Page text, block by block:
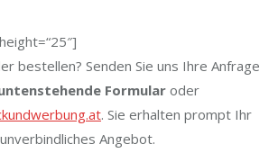
bestellen? Senden Sie uns Ihre Anfrage
Formular oder
. Sie erhalten prompt Ihr
Angebot.